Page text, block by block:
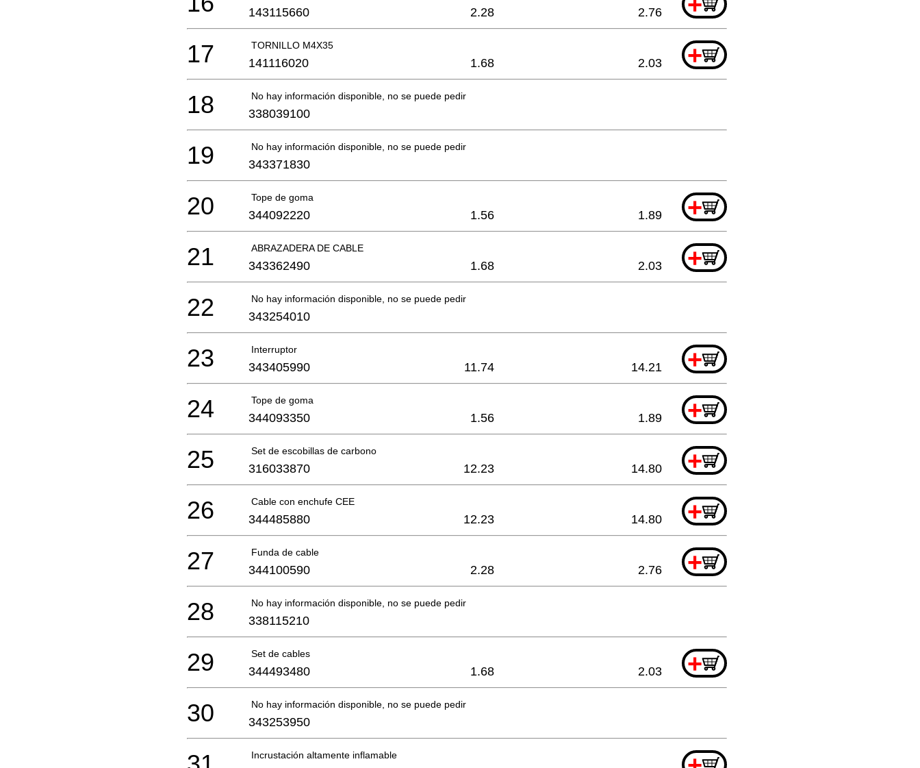
143115660 2.28 2.76
TORNILLO M4X35 +
17 141116020 1.68 2.03
No hay información disponible, no se puede pedir
18 338039100
No hay información disponible, no se puede pedir
19 343371830
Tope de goma +
20 344092220 1.56 1.89
ABRAZADERA DE CABLE +
21 343362490 1.68 2.03
No hay información disponible, no se puede pedir
22 343254010
Interruptor +
23 343405990 11.74 14.21
Tope de goma +
24 344093350 1.56 1.89
Set de escobillas de carbono +
25 316033870 12.23 14.80
Cable con enchufe CEE +
26 344485880 12.23 14.80
Funda de cable +
27 344100590 2.28 2.76
No hay información disponible, no se puede pedir
28 338115210
Set de cables +
29 344493480 1.68 2.03
No hay información disponible, no se puede pedir
30 343253950
Incrustación altamente inflamable